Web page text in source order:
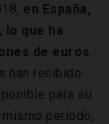
en España,
lo que ha
de euros.
han recibido
para su
periodo,